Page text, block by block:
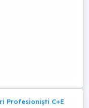
Profesioniști C+E